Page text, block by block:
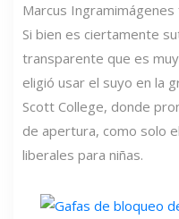
Marcus Ingramimágenes
Si bien es ciertamente
transparente que es
eligió usar el suyo en la
Scott College, donde
de apertura, como solo
liberales para niñas.